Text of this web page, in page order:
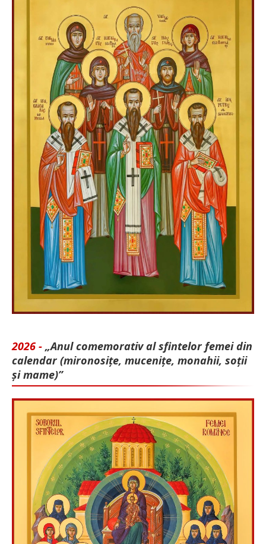
2026 - „Anul comemorativ al sfintelor femei din
calendar (mironosițe, mu­cenițe, monahii, soții
și mame)”